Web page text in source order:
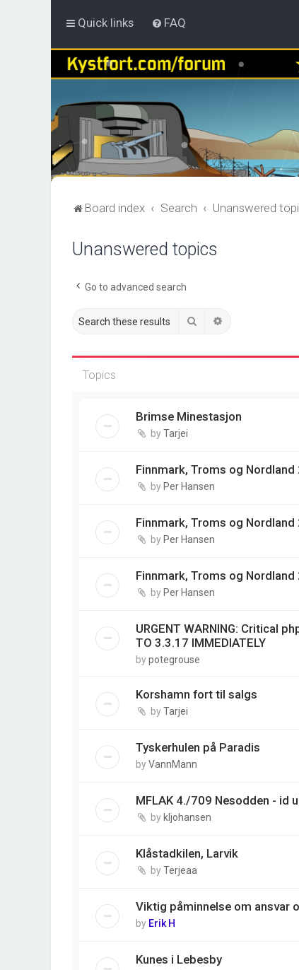
Quick links FAQ
Board index Search Unanswered
Unanswered topics
Go to advanced search
Search
Topics
Brimse Minestasjon
byTarjei
Finnmark, Troms og Nordland
by Per Hansen
Finnmark, Troms og Nordland
by Per Hansen
Finnmark, Troms og Nordland
by Per Hansen
URGENT WARNING: Critical
TO 3.3.17 IMMEDIATELY
bypotegrouse
Korshamn fort til salgs
byTarjei
Tyskerhulen på Paradis
byVannMann
MFLAK 4./709 Nesodden - id
by kljohansen
Klåstadkilen, Larvik
byTerjeaa
Viktig påminnelse om ansvar
by Erik H
Kunes i Lebesby